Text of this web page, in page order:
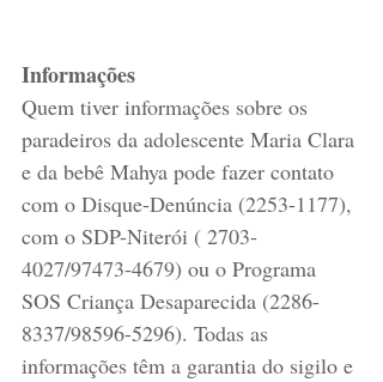
Informações
Quem tiver informações sobre os
paradeiros da adolescente Maria Clara
e da bebê Mahya pode fazer contato
com o Disque-Denúncia (2253-1177),
com o SDP-Niterói ( 2703-
4027/97473-4679) ou o Programa
SOS Criança Desaparecida (2286-
8337/98596-5296). Todas as
informações têm a garantia do sigilo e